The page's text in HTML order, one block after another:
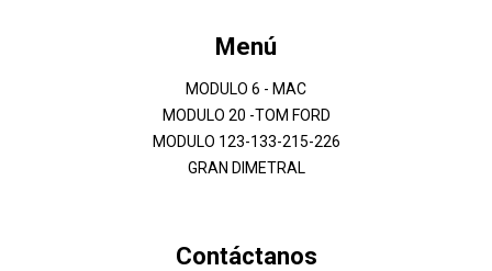
Menú
MODULO 6 - MAC
MODULO 20 -TOM FORD
MODULO 123-133-215-226
GRAN DIMETRAL
Contáctanos